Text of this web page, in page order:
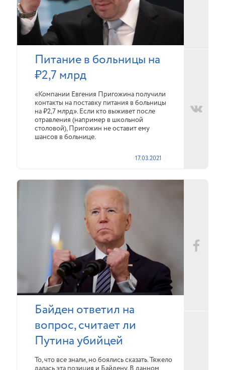
Питание в больницы на
₽2,7 млрд
«Компании Евгения Пригожина получили
контакты на поставку питания в больницы
на ₽2,7 млрд». Если кто выживет после
отравления (например в школьной
столовой), Пригожин не оставит ему
шансов в больнице.
17.03.2021
Байден ответил на
вопрос, считает ли
Путина убийцей
То, что все знали, но боялись сказать. Тяжело
далась эта позиция и Байдену. В данном